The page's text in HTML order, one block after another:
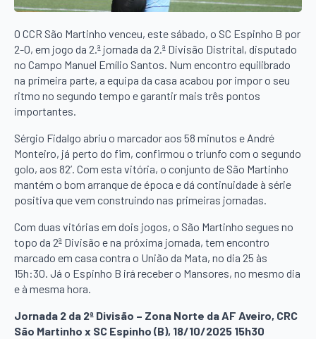
O CCR São Martinho venceu, este sábado, o SC Espinho B por
2-0, em jogo da 2.ª jornada da 2.ª Divisão Distrital, disputado
no Campo Manuel Emílio Santos. Num encontro equilibrado
na primeira parte, a equipa da casa acabou por impor o seu
ritmo no segundo tempo e garantir mais três pontos
importantes.
Sérgio Fidalgo abriu o marcador aos 58 minutos e André
Monteiro, já perto do fim, confirmou o triunfo com o segundo
golo, aos 82’. Com esta vitória, o conjunto de São Martinho
mantém o bom arranque de época e dá continuidade à série
positiva que vem construindo nas primeiras jornadas.
Com duas vitórias em dois jogos, o São Martinho segues no
topo da 2ª Divisão e na próxima jornada, tem encontro
marcado em casa contra o União da Mata, no dia 25 às
15h:30. Já o Espinho B irá receber o Mansores, no mesmo dia
e à mesma hora.
Jornada 2 da 2ª Divisão – Zona Norte da AF Aveiro, CRC
São Martinho x SC Espinho (B), 18/10/2025 15h30